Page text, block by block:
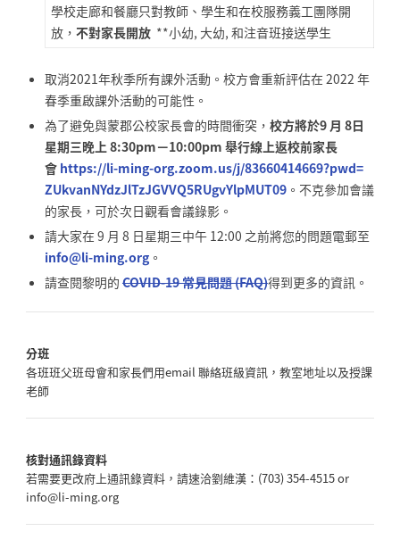
學校走廊和餐廳只對教師、學生和在校服務義工團隊開
放， 不對家長開放**小幼, 大幼, 和注音班接送學生
取消2021年秋季所有課外活動。校方會重新評估在 2022 年
春季重啟課外活動的可能性。
為了避免與蒙郡公校家長會的時間衝突， 校方將於9 月 8日
星期三晚上 8:30pm－10:00pm 舉行線上返校前家長
會 https://li-ming-org.zoom.us/j/83660414669?pwd=
ZUkvanNYdzJlTzJGVVQ5RUgvYlpMUT09。不克參加會議
的家長，可於次日觀看會議錄影。
請大家在 9 月 8 日星期三中午 12:00 之前將您的問題電郵至
info@li-ming.org。
請查閱黎明的 COVID-19 常見問題 (FAQ)得到更多的資訊。
分班
各班班父班母會和家長們用email 聯絡班級資訊，教室地址以及授課
老師
核對通訊錄資料
若需要更改府上通訊錄資料，請速洽劉維漢：(703) 354-4515 or
info@li-ming.org